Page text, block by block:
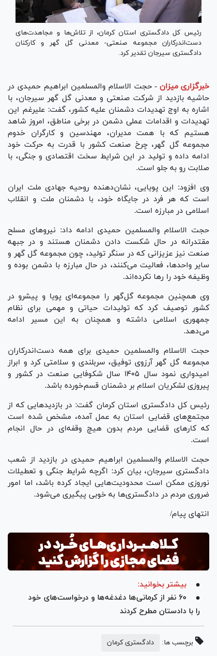
رئیس کل دادگستری استان کرمان، از تلاش‌ها و مجاهدت‌های
دست‌اندرکاران مجموعه صنعتی- معدنی گل گهر و کارکنان
دادگستری سیرجان تقدیر کرد.
خبرگزاری میزان - حجت الاسلام والمسلمین ابراهیم حمیدی در
حاشیه بازدید از شرکت صنعتی و معدنی گل گهر سیرجان، با
اشاره به اوج تهدیدات دشمنان علیه کشور، گفت: علیرغم این
تهدیدات و اقدامات عملی دشمن در برخی مناطق، امروز شاهد
هستیم که با همت مدیران، مهندسین و کارگران خدوم
مجموعه گل گهر، چرخ صنعت کشور با قدرت به حرکت خود
ادامه داده و تولید در این شرایط سخت اقتصادی و جنگی، با
صلابت رو به جلو است.
وی افزود: این پویایی، نشان‌دهنده روحیه جهادی ملت ایران
است که هر فرد در جایگاه خود، با دشمنان ملت و انقلاب
اسلامی در مبارزه است.
حجت الاسلام والمسلمین حمیدی ادامه داد: نیرو‌های مسلح
مقتدرانه در حال شکست دادن دشمنان هستند و در جبهه
صنعت نیز عزیزانی که در سنگر تولید، چون مجموعه گل گهر و
سایر واحدها، فعالیت می‌کنند، در حال مبارزه با دشمن بوده و
وظیفه خود را رها نکرده‌اند.
وی همچنین مجموعه گل‌گهر را مجموعه‌ای پویا و پیشرو در
کشور توصیف کرد که تولیدات حیاتی و مهمی برای نظام
جمهوری اسلامی داشته و همچنان به این مسیر ادامه
می‌دهد.
حجت الاسلام والمسلمین حمیدی برای همه دست‌اندرکاران
مجموعه گل گهر آرزوی توفیق، سربلندی و سلامتی کرد و ابراز
امیدواری نمود سال ۱۴۰۵ سال شکوفایی صنعت در کشور و
پیروزی لشکریان اسلام بر دشمنان قسم‌خورده باشد.
رئیس کل دادگستری استان کرمان گفت: در بازدید‌هایی که از
مجتمع‌های قضایی استان به عمل آمده، مشخص شده است
که کار‌های قضایی مردم بدون هیچ وقفه‌ای در حال انجام
است.
حجت الاسلام والمسلمین ابراهیم حمیدی در بازدید از شعب
دادگستری سیرجان، بیان کرد: اگرچه شرایط جنگی و تعطیلات
نوروزی ممکن است محدودیت‌هایی ایجاد کرده باشد، اما امور
ضروری مردم در دادگستری‌ها به خوبی پیگیری می‌شود.
انتهای پیام/
بیشتر بخوانید:
۶۰ نفر از کرمانی‌ها دغدغه‌ها و درخواست‌های خود
را با دادستان مطرح کردند
برچسب ها: دادگستری کرمان